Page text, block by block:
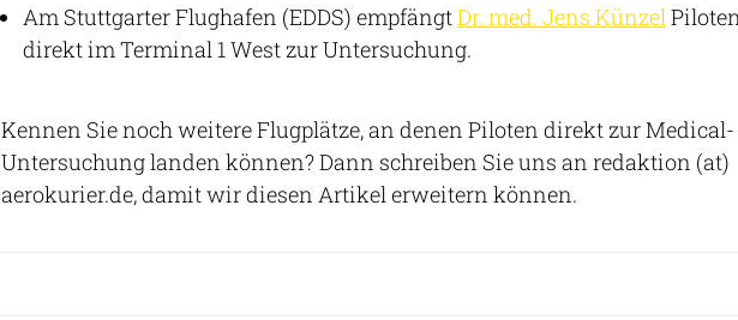
Am Stuttgarter Flughafen (EDDS) empfängtDr. med. Jens Künzel
direkt im Terminal 1 West zur Untersuchung.
Kennen Sie noch weitere Flugplätze, an denen Piloten direkt zur Medical-
Untersuchung landen können? Dann schreiben Sie uns an redaktion (at)
aerokurier.de, damit wir diesen Artikel erweitern können.